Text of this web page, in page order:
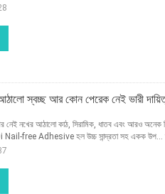
স্বচ্ছ আর কোন পেরেক নেই ভারী
নখের আঠালো কাঠ, সিরামিক, ধাতব এবং আরও অনেক
Nail-free Adhesive হল উচ্চ সান্দ্রতা সহ একক উপ...